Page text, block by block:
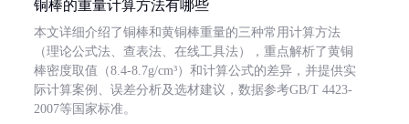
铜棒的重量计算方法有哪些
本文详细介绍了铜棒和黄铜棒重量的三种常用计算方法
（理论公式法、查表法、在线工具法），重点解析了黄铜
棒密度取值（8.4-8.7g/cm³）和计算公式的差异，并提供实
际计算案例、误差分析及选材建议，数据参考GB/T 4423-
2007等国家标准。